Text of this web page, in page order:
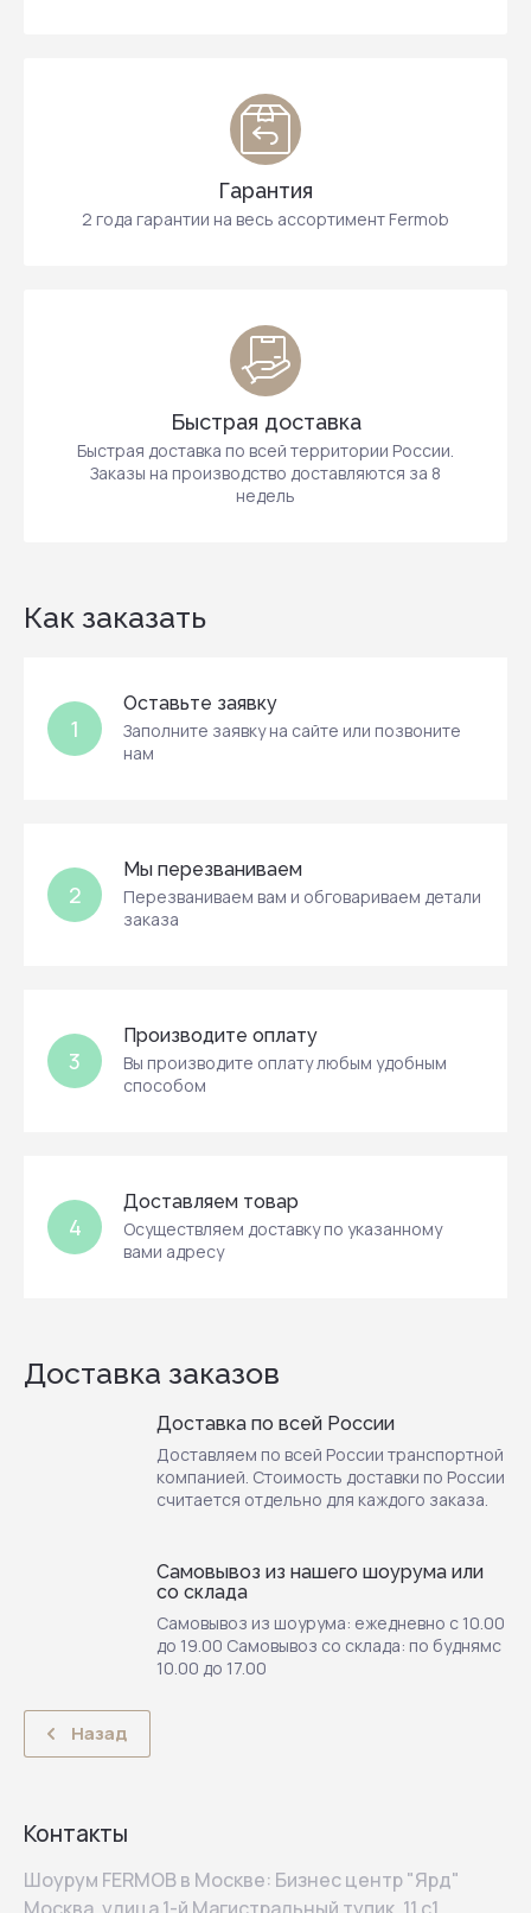
Гарантия
2 года гарантии на весь ассортимент Fermob
Быстрая доставка
Быстрая доставка по всей территории России.
Заказы на производство доставляются за 8
недель
Как заказать
1
Оставьте заявку
Заполните заявку на сайте или позвоните
нам
2
Мы перезваниваем
Перезваниваем вам и обговариваем детали
заказа
3
Производите оплату
Вы производите оплату любым удобным
способом
4
Доставляем товар
Осуществляем доставку по указанному
вами адресу
Доставка заказов
Доставка по всей России
Доставляем по всей России транспортной
компанией. Стоимость доставки по России
считается отдельно для каждого заказа.
Самовывоз из нашего шоурума или
со склада
Самовывоз из шоурума: ежедневно с 10.00
до 19.00 Самовывоз со склада: по буднямс
10.00 до 17.00
Назад
Контакты
Шоурум FERMOB в Москве: Бизнес центр "Ярд"